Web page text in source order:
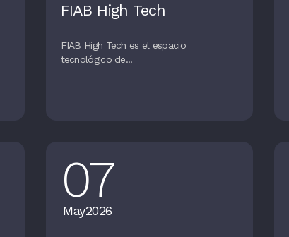
FIAB High Tech
FIAB High Tech es el espacio
tecnológico de...
07
May2026